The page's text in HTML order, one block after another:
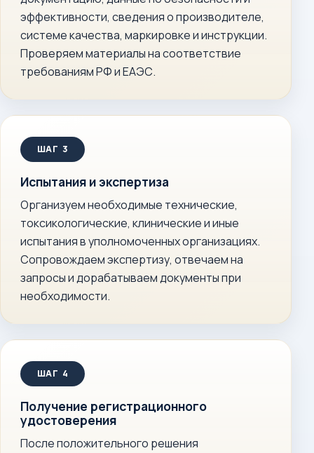
эффективности, сведения о производителе,
системе качества, маркировке и инструкции.
Проверяем материалы на соответствие
требованиям РФ и ЕАЭС.
Испытания и экспертиза
Организуем необходимые технические,
токсикологические, клинические и иные
испытания в уполномоченных организациях.
Сопровождаем экспертизу, отвечаем на
запросы и дорабатываем документы при
необходимости.
Получение регистрационного
удостоверения
После положительного решения